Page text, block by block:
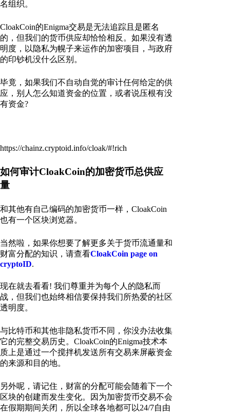
名组织。
CloakCoin的Enigma交易是无法追踪且是匿名
的，但我们的货币供应却恰恰相反。如果没有透
明度，以隐私为幌子来运作的加密项目，与政府
的印钞机没什么区别。
毕竟，如果我们不自动自觉的审计任何给定的供
应，别人怎么知道资金的位置，或者说压根有没
有资金?
https://chainz.cryptoid.info/cloak/#!rich
如何审计CloakCoin的加密货币总供应
量
和其他有自己编码的加密货币一样，CloakCoin
也有一个区块浏览器。
当然啦，如果你想要了解更多关于货币流通量和
财富分配的知识，请查看CloakCoin page on
cryptoID.
现在就去看看! 我们尊重并为每个人的隐私而
战，但我们也始终相信要保持我们所热爱的社区
透明度。
与比特币和其他非隐私货币不同，你没办法收集
它的完整交易历史。CloakCoin的Enigma技术本
质上是通过一个搅拌机发送所有交易来屏蔽资金
的来源和目的地。
另外呢，请记住，财富的分配可能会随着下一个
区块的创建而发生变化。因为加密货币交易不会
在假期期间关闭，所以全球各地都可以24/7自由